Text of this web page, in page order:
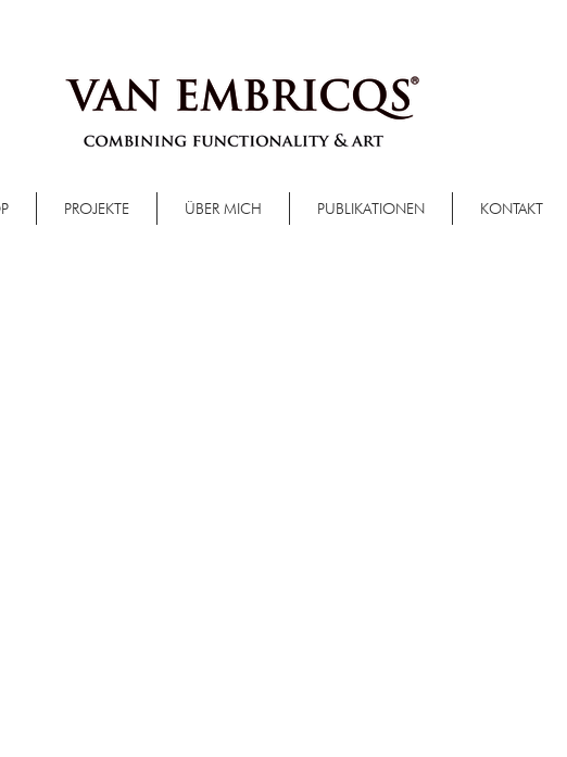
PROJEKTE ÜBER MICH PUBLIKATIONEN KONTAKT